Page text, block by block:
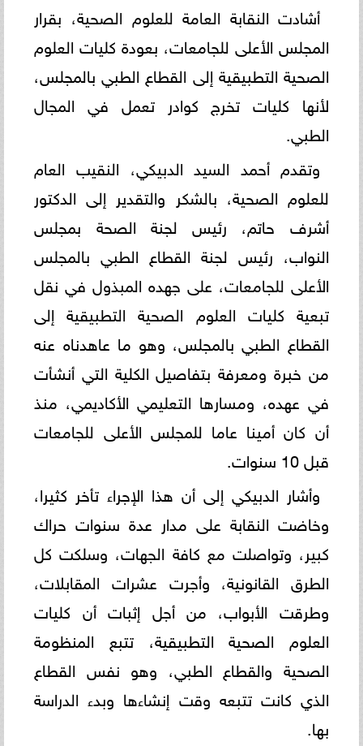
أشادت النقابة العامة للعلوم الصحية، بقرار
المجلس الأعلى للجامعات، بعودة كليات العلوم
الصحية التطبيقية إلى القطاع الطبي بالمجلس،
لأنها كليات تخرج كوادر تعمل في المجال
الطبي.
وتقدم أحمد السيد الدبيكي، النقيب العام
للعلوم الصحية، بالشكر والتقدير إلى الدكتور
أشرف حاتم، رئيس لجنة الصحة بمجلس
النواب، رئيس لجنة القطاع الطبي بالمجلس
الأعلى للجامعات، على جهده المبذول في نقل
تبعية كليات العلوم الصحية التطبيقية إلى
القطاع الطبي بالمجلس، وهو ما عاهدناه عنه
من خبرة ومعرفة بتفاصيل الكلية التي أنشأت
في عهده، ومسارها التعليمي الأكاديمي، منذ
أن كان أمينا عاما للمجلس الأعلى للجامعات
قبل 10 سنوات.
وأشار الدبيكي إلى أن هذا الإجراء تأخر كثيرا،
وخاضت النقابة على مدار عدة سنوات حراك
كبير، وتواصلت مع كافة الجهات، وسلكت كل
الطرق القانونية، وأجرت عشرات المقابلات،
وطرقت الأبواب، من أجل إثبات أن كليات
العلوم الصحية التطبيقية، تتبع المنظومة
الصحية والقطاع الطبي، وهو نفس القطاع
الذي كانت تتبعه وقت إنشاءها وبدء الدراسة
بها.